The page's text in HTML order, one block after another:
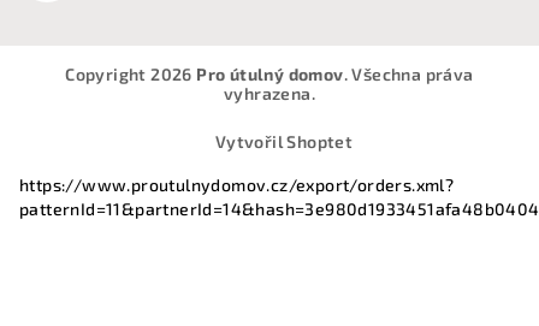
Copyright 2026 Pro útulný domov. Všechna práva
vyhrazena.
Vytvořil Shoptet
https://www.proutulnydomov.cz/export/orders.xml?